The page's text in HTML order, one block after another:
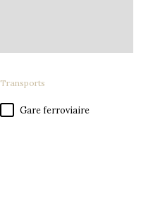
Transports
Gare ferroviaire